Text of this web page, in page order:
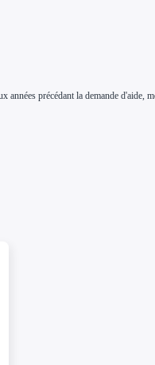
années précédant la demande